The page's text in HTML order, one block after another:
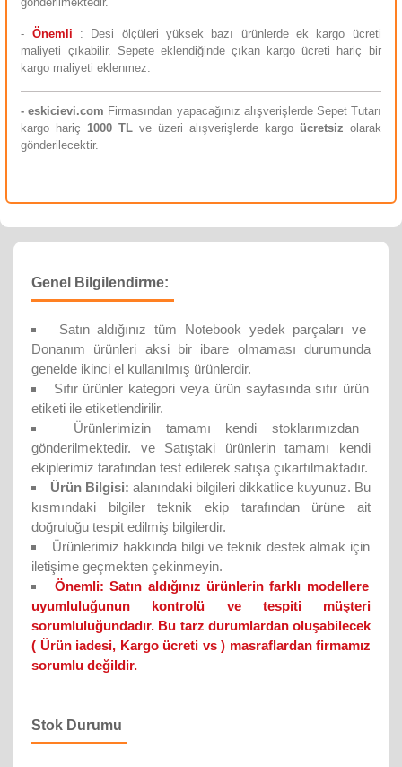
- Önemli
: Desi ölçüleri yüksek bazı ürünlerde ek kargo ücreti
maliyeti çıkabilir. Sepete eklendiğinde çıkan kargo ücreti hariç bir
kargo maliyeti eklenmez.
-eskicievi.com Firmasından yapacağınız alışverişlerde Sepet Tutarı
kargo hariç1000 TL ve üzeri alışverişlerde kargo ücretsiz olarak
gönderilecektir.
Genel Bilgilendirme:
Satın aldığınız tüm Notebook yedek parçaları ve
Donanım ürünleri aksi bir ibare olmaması durumunda
genelde ikinci el kullanılmış ürünlerdir.
Sıfır ürünler kategori veya ürün sayfasında sıfır ürün
etiketi ile etiketlendirilir.
Ürünlerimizin tamamı kendi stoklarımızdan
gönderilmektedir. ve Satıştaki ürünlerin tamamı kendi
ekiplerimiz tarafından test edilerek satışa çıkartılmaktadır.
Ürün Bilgisi: alanındaki bilgileri dikkatlice kuyunuz. Bu
kısmındaki bilgiler teknik ekip tarafından ürüne ait
doğruluğu tespit edilmiş bilgilerdir.
Ürünlerimiz hakkında bilgi ve teknik destek almak için
iletişime geçmekten çekinmeyin.
Önemli: Satın aldığınız ürünlerin farklı modellere
uyumluluğunun kontrolü ve tespiti müşteri
sorumluluğundadır. Bu tarz durumlardan oluşabilecek
( Ürün iadesi, Kargo ücreti vs ) masraflardan firmamız
sorumlu değildir.
Stok Durumu